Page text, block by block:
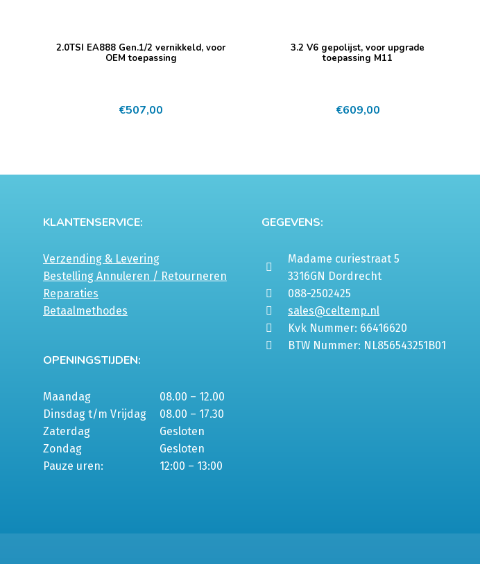
2.0TSI EA888 Gen.1/2 vernikkeld, voor
OEM toepassing
€507,00
3.2 V6 gepolijst, voor upgrade
toepassing M11
€609,00
KLANTENSERVICE:
Verzending & Levering
Bestelling Annuleren / Retourneren
Reparaties
Betaalmethodes
OPENINGSTIJDEN:
Maandag
08.00 – 12.00
Dinsdag t/m Vrijdag
08.00 – 17.30
Zaterdag
Gesloten
Zondag
Gesloten
Pauze uren:
12:00 – 13:00
GEGEVENS:
Madame curiestraat 5
3316GN Dordrecht
088-2502425
sales@celtemp.nl
Kvk Nummer: 66416620
BTW Nummer: NL856543251B01